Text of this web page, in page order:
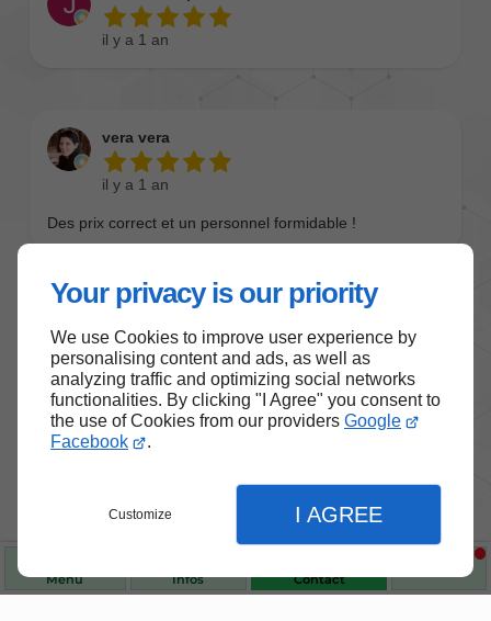
Your privacy is our priority
We use Cookies to improve user experience by
personalising content and ads, as well as
analyzing traffic and optimizing social networks
functionalities. By clicking "I Agree" you consent to
the use of Cookies from our providers Google
Facebook
.
Customize I AGREE
Menu Infos Contact
Nos produits de santé et de
Choisissez des produits fiables pour vous
accompagner au quotidien.